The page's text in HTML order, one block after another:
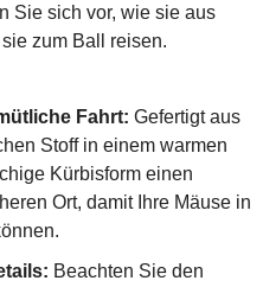
Sie sich vor, wie sie aus
zum Ball reisen.
Fahrt: Gefertigt aus
Stoff in einem warmen
Kürbisform einen
Ort, damit Ihre Mäuse in
Beachten Sie den